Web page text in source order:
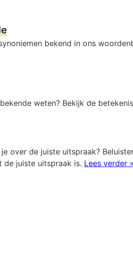
bekend in ons
weten? Bekijk de
over de juiste uitspraak?
de juiste uitspraak is. Lees verder »